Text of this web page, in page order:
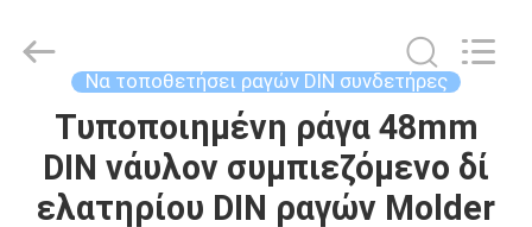
ΣΠΊΤΙ
ΠΡΟΪΌΝΤΑ
Να τοποθετήσει ραγών DIN συνδετήρες
Τυποποιημένη ράγα 48mm
DIN νάυλον συμπιεζόμενο δί
ελατηρίου DIN ραγών Molder